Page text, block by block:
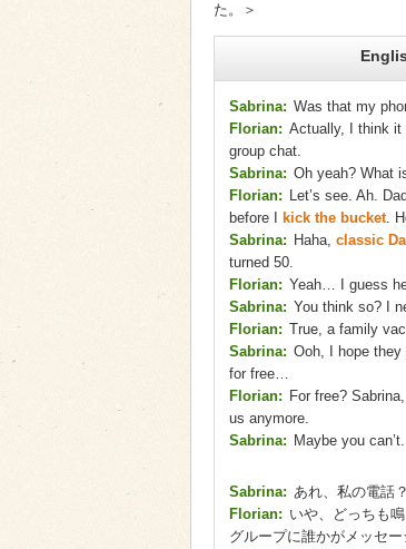
た。＞
Sabrina: Was that my
Florian: Actually, I think it
group chat.
Sabrina: Oh yeah? What
Florian: Let’s see. Ah.
before I
kick the bucket.
Sabrina: Haha, classic
turned 50.
Florian: Yeah… I guess
Sabrina: You think so? I
Florian: True, a family
Sabrina: Ooh, I hope
for free…
Florian: For free?
us anymore.
Sabrina: Maybe you
Sabrina: あれ、私の電話
Florian: いや、どっちも
グループに誰かがメッセー